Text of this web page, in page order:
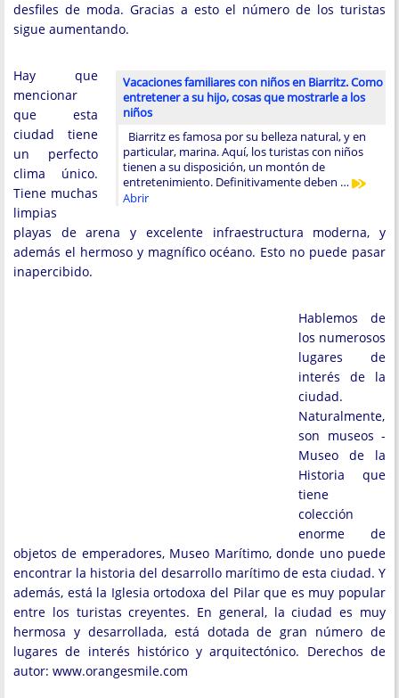
desfiles de moda. Gracias a esto el número de los turistas
sigue aumentando.
Vacaciones familiares con niños en Biarritz. Como
entretener a su hijo, cosas que mostrarle a los
niños
Biarritz es famosa por su belleza natural, y en
particular, marina. Aquí, los turistas con niños
tienen a su disposición, un montón de
entretenimiento. Definitivamente deben …
Abrir
Hay que
mencionar
que esta
ciudad tiene
un perfecto
clima único.
Tiene muchas
limpias
playas de arena y excelente infraestructura moderna, y
además el hermoso y magnífico océano. Esto no puede pasar
inapercibido.
Hablemos de
los numerosos
lugares de
interés de la
ciudad.
Naturalmente,
son museos -
Museo de la
Historia que
tiene
colección
enorme de
objetos de emperadores, Museo Marítimo, donde uno puede
encontrar la historia del desarrollo marítimo de esta ciudad. Y
además, está la Iglesia ortodoxa del Pilar que es muy popular
entre los turistas creyentes. En general, la ciudad es muy
hermosa y desarrollada, está dotada de gran número de
lugares de interés histórico y arquitectónico. Derechos de
autor: www.orangesmile.com